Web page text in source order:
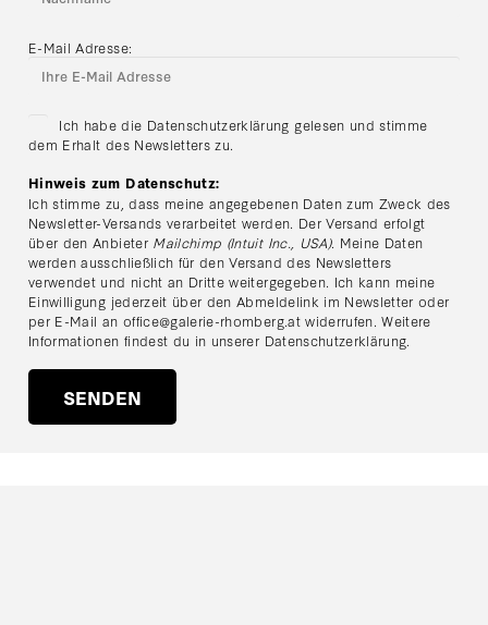
E-Mail Adresse:
Ich habe die Datenschutzerklärung gelesen und stimme
dem Erhalt des Newsletters zu.
Hinweis zum Datenschutz:
Ich stimme zu, dass meine angegebenen Daten zum Zweck des
Newsletter-Versands verarbeitet werden. Der Versand erfolgt
über den Anbieter Mailchimp (Intuit Inc., USA). Meine Daten
werden ausschließlich für den Versand des Newsletters
verwendet und nicht an Dritte weitergegeben. Ich kann meine
Einwilligung jederzeit über den Abmeldelink im Newsletter oder
per E-Mail an office@galerie-rhomberg.atwiderrufen. Weitere
Informationen findest du in unserer Datenschutzerklärung.